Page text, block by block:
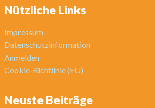
Nützliche Links
Impressum
Datenschutzinformation
Anmelden
Cookie-Richtlinie (EU)
Neuste Beiträge